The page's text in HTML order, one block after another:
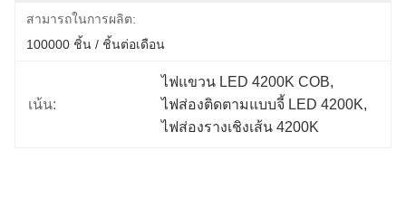
สามารถในการผลิต:
100000 ชิ้น / ชิ้นต่อเดือน
เน้น:
ไฟแขวน LED 4200K COB,
ไฟส่องติดตามแบบจี้ LED 4200K,
ไฟส่องรางเชิงเส้น 4200K